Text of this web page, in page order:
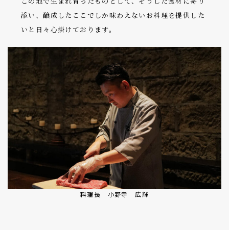
添い、醸成したここでしか味わえないお料理を提供した
いと日々心掛けております。
料理長 小野寺 広輝